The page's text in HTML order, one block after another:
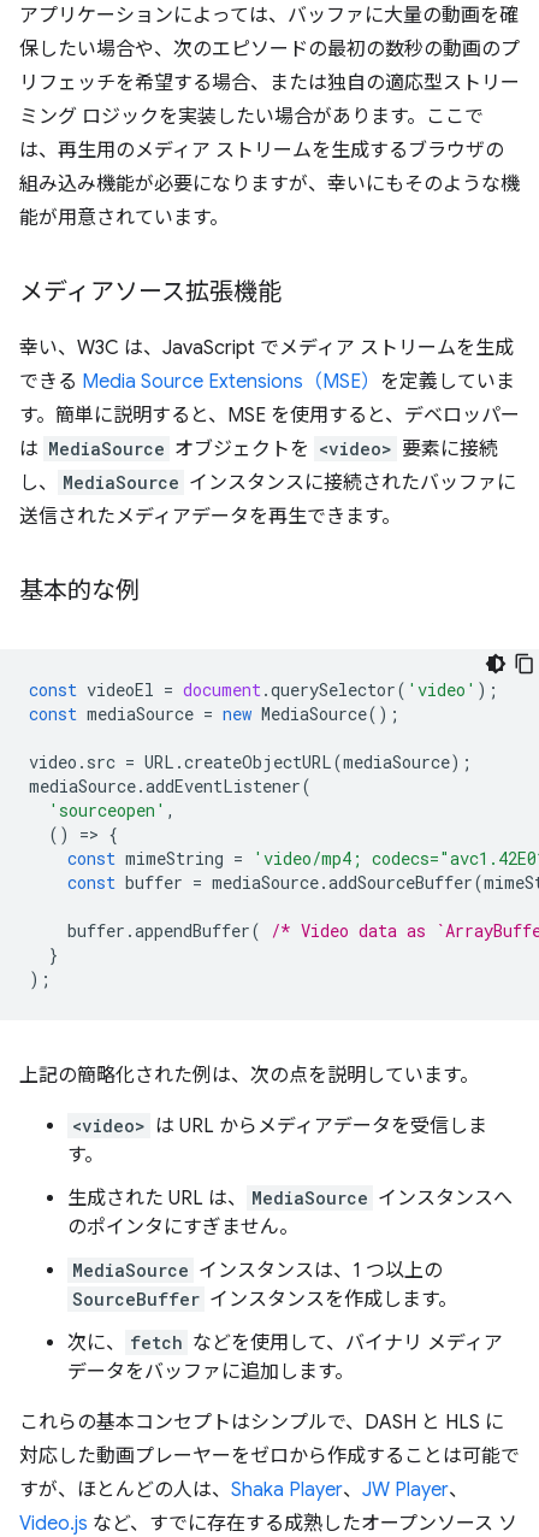
アプリケーションによっては、バッファに大量の動画を確
保したい場合や、次のエピソードの最初の数秒の動画のプ
リフェッチを希望する場合、または独自の適応型ストリー
ミング ロジックを実装したい場合があります。ここで
は、再生用のメディア ストリームを生成するブラウザの
組み込み機能が必要になりますが、幸いにもそのような機
能が用意されています。
メディアソース拡張機能
幸い、W3C は、JavaScript でメディア ストリームを生成
できる Media Source Extensions（MSE） を定義していま
す。簡単に説明すると、MSE を使用すると、デベロッパー
は MediaSource オブジェクトを <video> 要素に接続
し、
MediaSource インスタンスに接続されたバッファに
送信されたメディアデータを再生できます。
基本的な例
const videoEl = document.querySelector( 'video' );
const mediaSource = new MediaSource();
video . src = URL .createObjectURL(mediaSource);
mediaSource.addEventListener(
'sourceopen' ,
()
=> {
const mimeString =
'video/mp4;
const buffer = mediaSource.addSourceBuffer(
buffer .appendBuffer(
/* Video data as
}
);
上記の簡略化された例は、次の点を説明しています。
<video> は URL からメディアデータを受信しま
す。
生成された URL は、
MediaSource インスタンスへ
のポインタにすぎません。
MediaSource インスタンスは、1 つ以上の
SourceBuffer インスタンスを作成します。
次に、
fetch などを使用して、バイナリ メディア
データをバッファに追加します。
これらの基本コンセプトはシンプルで、DASH と HLS に
対応した動画プレーヤーをゼロから作成することは可能で
すが、ほとんどの人は、 Shaka Player、 JW Player、
Video.js など、すでに存在する成熟したオープンソース ソ